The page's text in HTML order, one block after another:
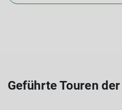
Geführte Touren